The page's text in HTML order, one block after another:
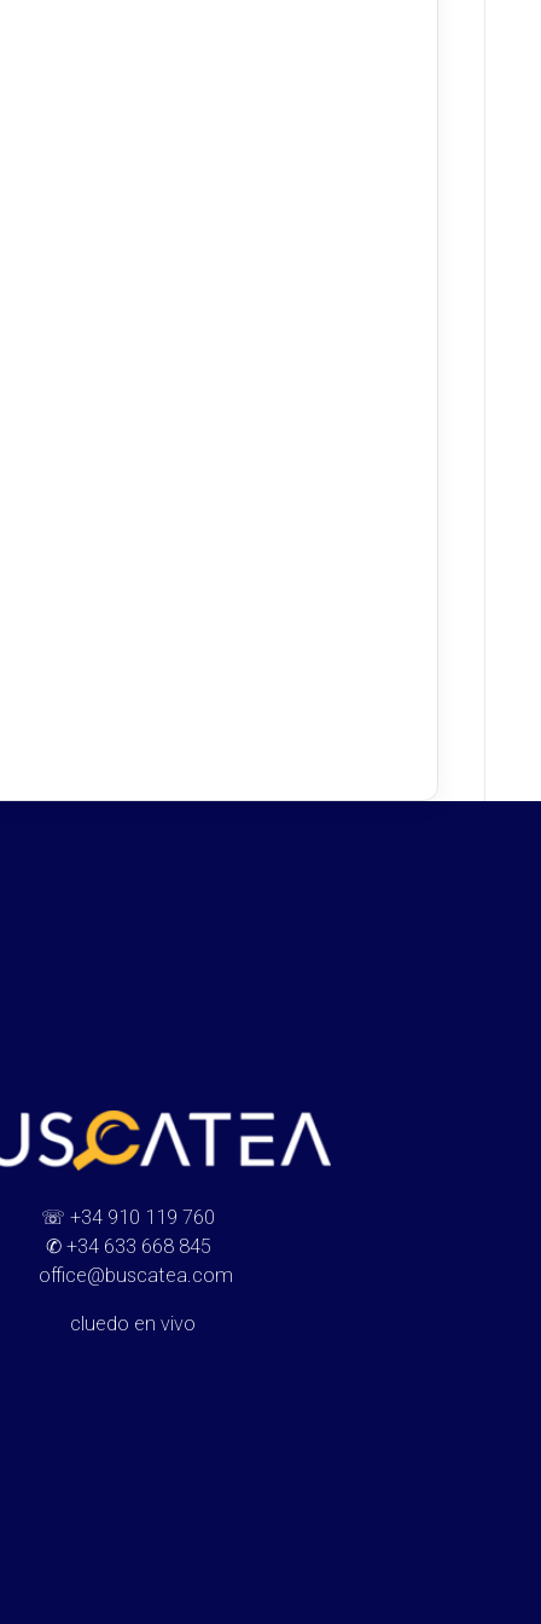
☏+34 910 119 760
✆ +34 633 668 845
office@buscatea.com
cluedo en vivo